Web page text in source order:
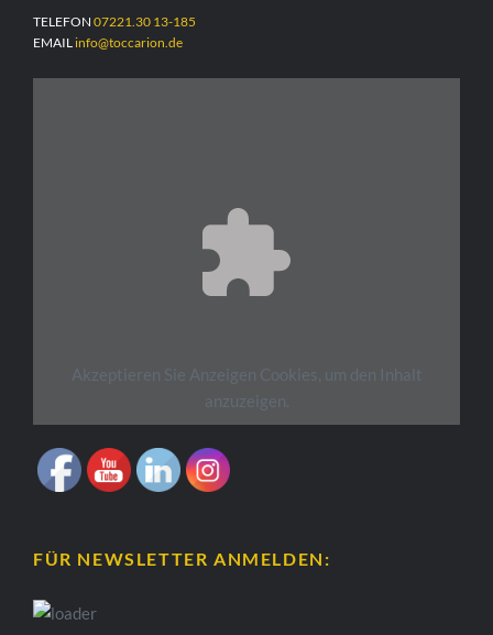
TELEFON 07221.30 13-185
EMAIL info@toccarion.de
Akzeptieren Sie Anzeigen Cookies, um den Inhalt
anzuzeigen.
FÜR NEWSLETTER ANMELDEN: